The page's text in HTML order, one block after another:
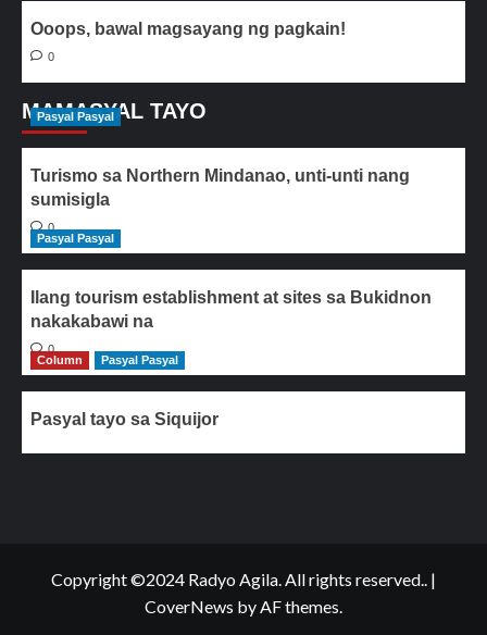
Ooops, bawal magsayang ng pagkain!
0
MAMASYAL TAYO
Pasyal Pasyal
Turismo sa Northern Mindanao, unti-unti nang
sumisigla
0
Pasyal Pasyal
Ilang tourism establishment at sites sa Bukidnon
nakakabawi na
0
Column
Pasyal Pasyal
Pasyal tayo sa Siquijor
Copyright ©2024 Radyo Agila. All rights reserved.. |
CoverNews by AF themes.